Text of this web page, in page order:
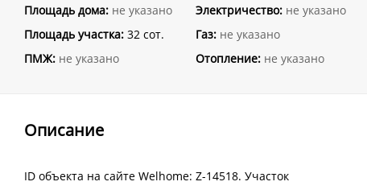
Площадь дома: не указано
Площадь участка: 32 сот.
ПМЖ: не указано
Электричество: не указано
Газ: не указано
Отопление: не указано
Описание
ID объекта на сайте Welhome: Z-14518. Участок